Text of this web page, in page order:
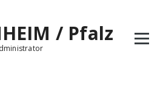
/ Pfalz